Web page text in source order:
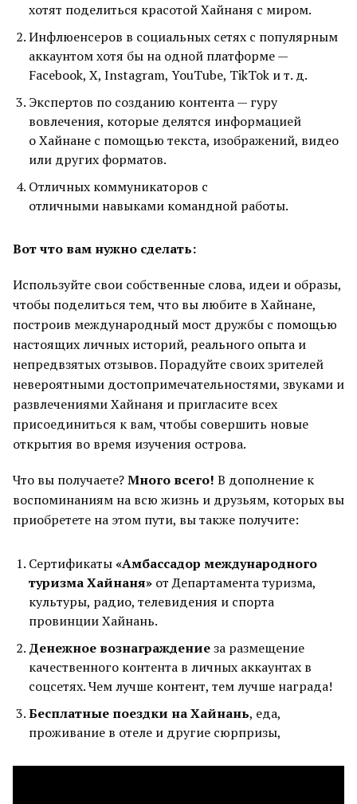
хотят поделиться красотой Хайнаня с миром.
Инфлюенсеров в социальных сетях с популярным
аккаунтом хотя бы на одной платформе —
Facebook, X, Instagram, YouTube, TikTok и т. д.
Экспертов по созданию контента — гуру
вовлечения, которые делятся информацией
о Хайнане с помощью текста, изображений, видео
или других форматов.
Отличных коммуникаторов с
отличными навыками командной работы.
Вот что вам нужно сделать:
Используйте свои собственные слова, идеи и образы,
чтобы поделиться тем, что вы любите в Хайнане,
построив международный мост дружбы с помощью
настоящих личных историй, реального опыта и
непредвзятых отзывов. Порадуйте своих зрителей
невероятными достопримечательностями, звуками и
развлечениями Хайнаня и пригласите всех
присоединиться к вам, чтобы совершить новые
открытия во время изучения острова.
Что вы получаете?Много всего! В дополнение к
воспоминаниям на всю жизнь и друзьям, которых вы
приобретете на этом пути, вы также получите:
Сертификаты«Амбассадор международного
туризма Хайнаня» от Департамента туризма,
культуры, радио, телевидения и спорта
провинции Хайнань.
Денежное вознаграждениеза размещение
качественного контента в личных аккаунтах в
соцсетях. Чем лучше контент, тем лучше награда!
Бесплатные поездки на Хайнань, еда,
проживание в отеле и другие сюрпризы,